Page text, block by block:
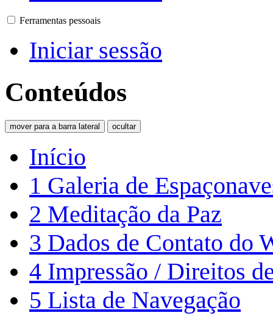
Ferramentas pessoais
Iniciar sessão
Conteúdos
mover para a barra lateral ocultar
Início
1 Galeria de
2 Meditação da Paz
3 Dados de Contato do
4 Impressão / Direitos
5 Lista de Navegação